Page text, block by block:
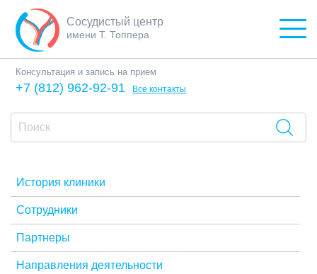
Сосудистый центр
имени Т. Топпера
Консультация и запись на прием
+7 (812) 962-92-91 Все контакты
История клиники
Сотрудники
Партнеры
Направления деятельности